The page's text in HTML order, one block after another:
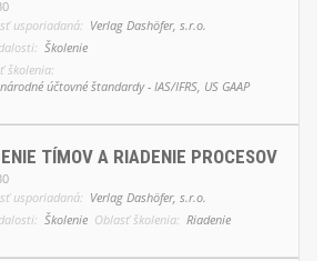
usporiadaná: Verlag Dashöfer, s.r.o.
Školenie
školenia:
účtovné štandardy - IAS/IFRS, US GAAP
TÍMOV A RIADENIE PROCESOV
usporiadaná: Verlag Dashöfer, s.r.o.
Školenie Oblasť školenia: Riadenie